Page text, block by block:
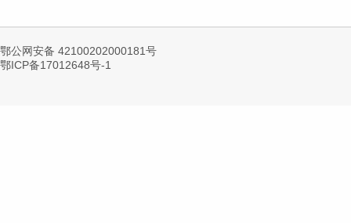
鄂公网安备 42100202000181号
鄂ICP备17012648号-1